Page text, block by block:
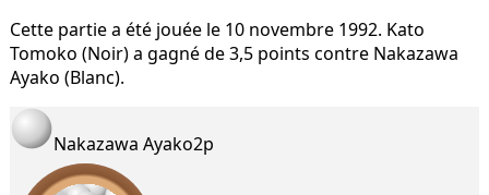
Cette partie a été jouée le 10 novembre 1992. Kato
Tomoko (Noir) a gagné de 3,5 points contre Nakazawa
Ayako (Blanc).
Nakazawa Ayako2p